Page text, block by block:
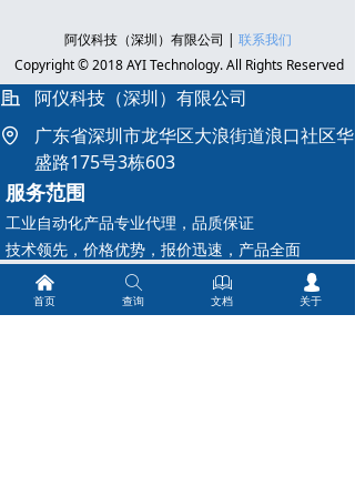
Copyright © 2018 AYI Technology. All Rights Reserved
阿仪科技（深圳）有限公司 | 联系我们
낀
首页
ꄠ
查询
ꁡ
文档
넙
关于
服务范围
工业自动化产品专业代理，品质保证
技术领先，价格优势，报价迅速，产品全面
技术选型，产品报价，销售安装，工程售后，为您
提供工业自动化一站式服务
阿仪科技（深圳）有限公司
广东省深圳市龙华区大浪街道浪口社区华
盛路175号3栋603